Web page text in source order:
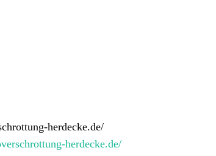
herdecke.de/
herdecke.de/